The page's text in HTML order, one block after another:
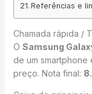
Referências e
Chamada rápida /
O Samsung
de um
preço. Nota final: